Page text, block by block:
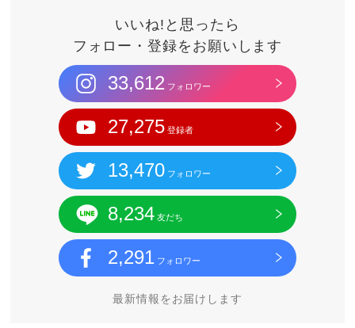
いいね!と思ったら
フォロー・登録をお願いします
33,612 フォロワー
27,275 登録者
13,470 フォロワー
8,234 友だち
2,291 フォロワー
最新情報をお届けします